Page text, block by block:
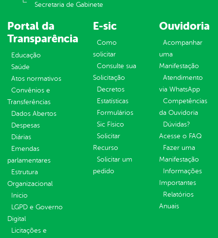
Secretaria de Gabinete
Portal da
Transparência
Educação
Saúde
Atos normativos
Convênios e
Transferências
Dados Abertos
Despesas
Diárias
Emendas
parlamentares
Estrutura
Organizacional
Inicio
LGPD e Governo
Digital
Licitações e
E-sic
Como
solicitar
Consulte sua
Solicitação
Decretos
Estatísticas
Formulários
Sic Físico
Solicitar
Recurso
Solicitar um
pedido
Ouvidoria
Acompanhar
uma
Manifestação
Atendimento
via WhatsApp
Competências
da Ouvidoria
Dúvidas?
Acesse o FAQ
Fazer uma
Manifestação
Informações
Importantes
Relatórios
Anuais